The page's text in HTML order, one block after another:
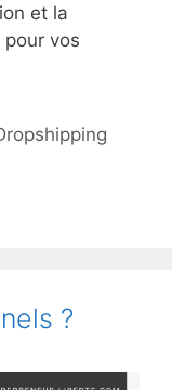
et la
vos
?